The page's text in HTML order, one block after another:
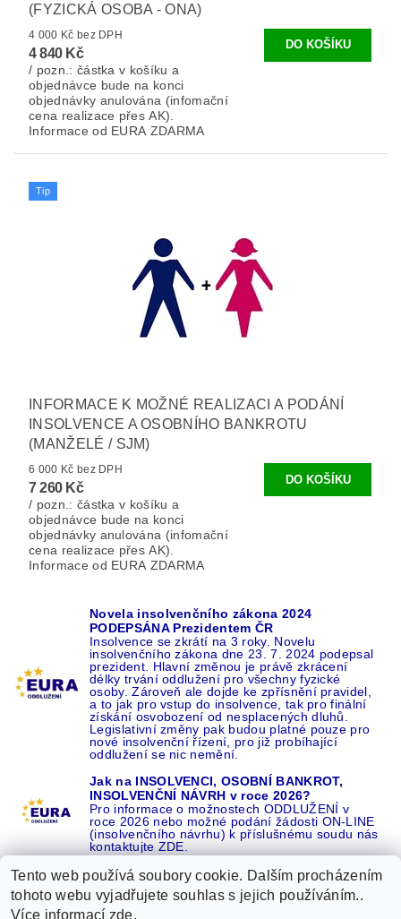
(FYZICKÁ OSOBA - ONA)
4 000 Kč bez DPH
4 840 Kč
/ pozn.: částka v košíku a
objednávce bude na konci
objednávky anulována (infomační
cena realizace přes AK).
Informace od EURA ZDARMA
Tip
INFORMACE K MOŽNÉ REALIZACI A PODÁNÍ
INSOLVENCE A OSOBNÍHO BANKROTU
(MANŽELÉ / SJM)
6 000 Kč bez DPH
7 260 Kč
/ pozn.: částka v košíku a
objednávce bude na konci
objednávky anulována (infomační
cena realizace přes AK).
Informace od EURA ZDARMA
Novela insolvenčního zákona 2024
PODEPSÁNA Prezidentem ČR
Insolvence se zkrátí na 3 roky. Novelu
insolvenčního zákona dne 23. 7. 2024 podepsal
prezident. Hlavní změnou je právě zkrácení
délky trvání oddlužení pro všechny fyzické
osoby. Zároveň ale dojde ke zpřísnění pravidel,
a to jak pro vstup do insolvence, tak pro finální
získání osvobození od nesplacených dluhů.
Legislativní změny pak budou platné pouze pro
nové insolvenční řízení, pro již probíhající
oddlužení se nic nemění.
Jak na INSOLVENCI, OSOBNÍ BANKROT,
INSOLVENČNÍ NÁVRH v roce 2026?
Pro informace o možnostech ODDLUŽENÍ v
roce 2026 nebo možné podání žádosti ON-LINE
(insolvenčního návrhu) k příslušnému soudu nás
kontaktujte ZDE.
Tento web používá soubory cookie. Dalším procházením
tohoto webu vyjadřujete souhlas s jejich používáním..
Více informací zde.